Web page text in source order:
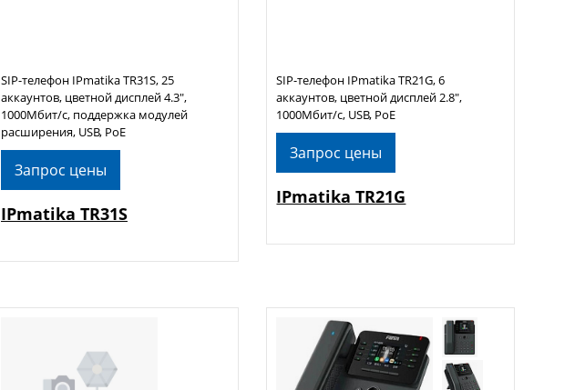
Запрос цены
IPmatika TR31S
SIP-телефон IPmatika TR31S, 25
аккаунтов, цветной дисплей 4.3",
1000Мбит/с, поддержка модулей
расширения, USB, PoE
Запрос цены
IPmatika TR21G
SIP-телефон IPmatika TR21G, 6
аккаунтов, цветной дисплей 2.8",
1000Мбит/с, USB, PoE